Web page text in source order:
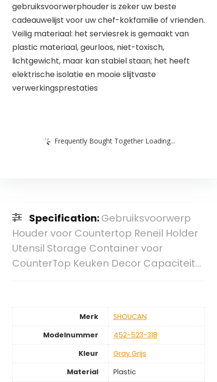
gebruiksvoorwerphouder is zeker uw beste
cadeauwelijst voor uw chef-kokfamilie of vrienden.
Veilig materiaal: het serviesrek is gemaakt van
plastic materiaal, geurloos, niet-toxisch,
lichtgewicht, maar kan stabiel staan; het heeft
elektrische isolatie en mooie slijtvaste
verwerkingsprestaties
Frequently Bought Together Loading...
Specification:Gebruiksvoorwerp
Houder voor Countertop Reneil Holder
Utensil Storage Container voor
CounterTop Keuken Decor Capaciteit…
Merk
‎SHOUCAN
Modelnummer
‎452-523-318
Kleur
‎Gray Grijs
Material
‎Plastic